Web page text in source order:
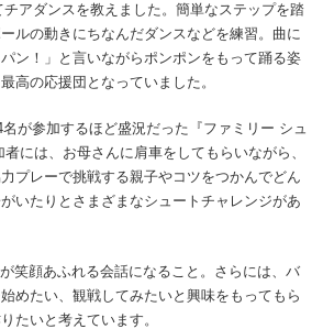
アダンスを教えました。簡単なステップを踏
ルの動きにちなんだダンスなどを練習。曲に
ン！」と言いながらポンポンをもって踊る姿
高の応援団となっていました。
が参加するほど盛況だった『ファミリー シュ
には、お母さんに肩車をしてもらいながら、
プレーで挑戦する親子やコツをつかんでどん
いたりとさまざまなシュートチャレンジがあ
笑顔あふれる会話になること。さらには、バ
めたい、観戦してみたいと興味をもってもら
たいと考えています。